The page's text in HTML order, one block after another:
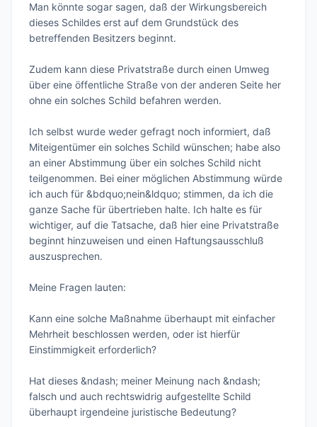
Man könnte sogar sagen, daß der Wirkungsbereich
dieses Schildes erst auf dem Grundstück des
betreffenden Besitzers beginnt.
Zudem kann diese Privatstraße durch einen Umweg
über eine öffentliche Straße von der anderen Seite her
ohne ein solches Schild befahren werden.
Ich selbst wurde weder gefragt noch informiert, daß
Miteigentümer ein solches Schild wünschen; habe also
an einer Abstimmung über ein solches Schild nicht
teilgenommen. Bei einer möglichen Abstimmung würde
ich auch für &bdquo;nein&ldquo; stimmen, da ich die
ganze Sache für übertrieben halte. Ich halte es für
wichtiger, auf die Tatsache, daß hier eine Privatstraße
beginnt hinzuweisen und einen Haftungsausschluß
auszusprechen.
Meine Fragen lauten:
Kann eine solche Maßnahme überhaupt mit einfacher
Mehrheit beschlossen werden, oder ist hierfür
Einstimmigkeit erforderlich?
Hat dieses &ndash; meiner Meinung nach &ndash;
falsch und auch rechtswidrig aufgestellte Schild
überhaupt irgendeine juristische Bedeutung?